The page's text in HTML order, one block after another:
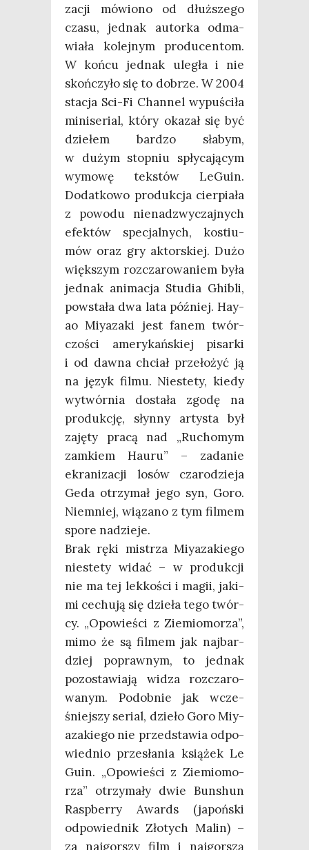
za­cji mówio­no od dłuż­sze­go
cza­su, jed­nak autor­ka odma­
wia­ła kolej­nym pro­du­cen­tom.
W koń­cu jed­nak ule­gła i nie
skoń­czy­ło się to dobrze. W 2004
sta­cja Sci-Fi Chan­nel wypu­ści­ła
mini­se­rial, któ­ry oka­zał się być
dzie­łem bar­dzo sła­bym,
w dużym stop­niu spły­ca­ją­cym
wymo­wę tek­stów LeGu­in.
Dodat­ko­wo pro­duk­cja cier­pia­ła
z powo­du nie­na­dzwy­czaj­nych
efek­tów spe­cjal­nych, kostiu­
mów oraz gry aktor­skiej. Dużo
więk­szym roz­cza­ro­wa­niem była
jed­nak ani­ma­cja Stu­dia Ghi­bli,
powsta­ła dwa lata póź­niej. Hay­
ao Miy­aza­ki jest fanem twór­
czo­ści ame­ry­kań­skiej pisar­ki
i od daw­na chciał prze­ło­żyć ją
na język fil­mu. Nie­ste­ty, kie­dy
wytwór­nia dosta­ła zgo­dę na
pro­duk­cję, słyn­ny arty­sta był
zaję­ty pra­cą nad „Rucho­mym
zam­kiem Hau­ru” – zada­nie
ekra­ni­za­cji losów cza­ro­dzie­ja
Geda otrzy­mał jego syn, Goro.
Nie­mniej, wią­za­no z tym fil­mem
spo­re nadzieje.
Brak ręki mistrza Miy­aza­kie­go
nie­ste­ty widać – w pro­duk­cji
nie ma tej lek­ko­ści i magii, jaki­
mi cechu­ją się dzie­ła tego twór­
cy. „Opo­wie­ści z Zie­mio­mo­rza”,
mimo że są fil­mem jak naj­bar­
dziej popraw­nym, to jed­nak
pozo­sta­wia­ją widza roz­cza­ro­
wa­nym. Podob­nie jak wcze­
śniej­szy serial, dzie­ło Goro Miy­
aza­kie­go nie przed­sta­wia odpo­
wied­nio prze­sła­nia ksią­żek Le
Guin. „Opo­wie­ści z Zie­mio­mo­
rza” otrzy­ma­ły dwie Bun­shun
Rasp­ber­ry Awards (japoń­ski
odpo­wied­nik Zło­tych Malin) –
za naj­gor­szy film i naj­gor­szą